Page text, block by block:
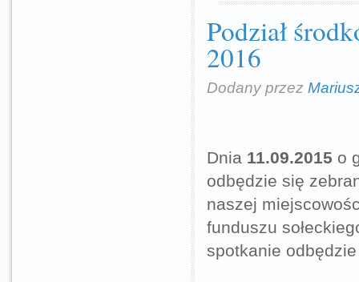
Podział
2016
Dodany przez
Dnia 11.09.2015 o
odbędzie się
naszej
funduszu
spotkanie